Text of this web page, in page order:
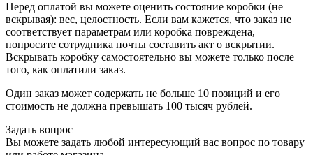
Перед оплатой вы можете оценить состояние коробки (не
вскрывая): вес, целостность. Если вам кажется, что заказ не
соответствует параметрам или коробка повреждена,
попросите сотрудника почты составить акт о вскрытии.
Вскрывать коробку самостоятельно вы можете только после
того, как оплатили заказ.
Один заказ может содержать не больше 10 позиций и его
стоимость не должна превышать 100 тысяч рублей.
Задать вопрос
Вы можете задать любой интересующий вас вопрос по товару